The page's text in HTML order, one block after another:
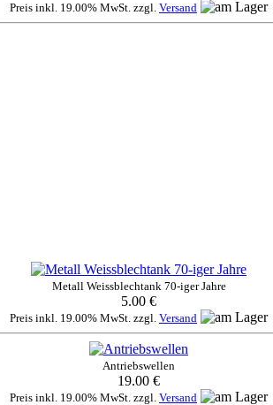
Preis inkl. 19.00% MwSt. zzgl. Versand
Metall Weissblechtank 70-iger Jahre
5.00 €
Preis inkl. 19.00% MwSt. zzgl. Versand
Antriebswellen
19.00 €
Preis inkl. 19.00% MwSt. zzgl. Versand